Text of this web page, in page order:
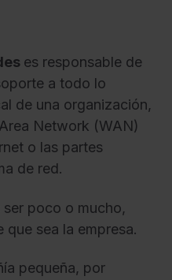
es responsable de
a todo lo
de una organización,
Network (WAN)
o las partes
de red.
poco o mucho,
sea la empresa.
pequeña, por